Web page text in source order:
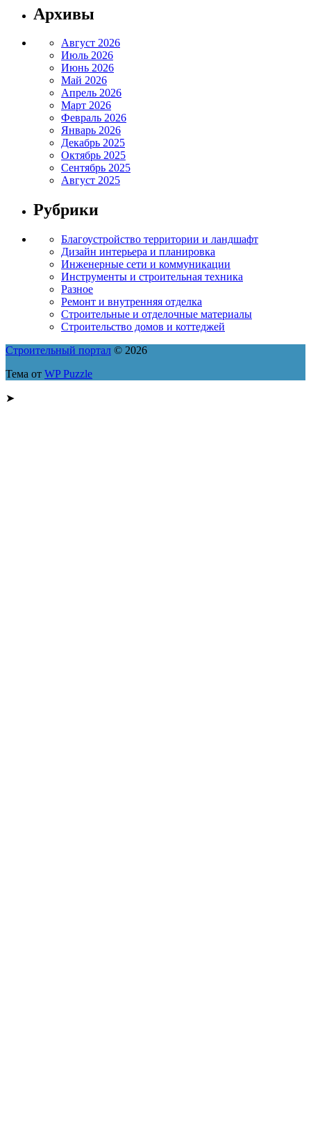
Архивы
Август 2026
Июль 2026
Июнь 2026
Май 2026
Апрель 2026
Март 2026
Февраль 2026
Январь 2026
Декабрь 2025
Октябрь 2025
Сентябрь 2025
Август 2025
Рубрики
Благоустройство территории и ландшафт
Дизайн интерьера и планировка
Инженерные сети и коммуникации
Инструменты и строительная техника
Разное
Ремонт и внутренняя отделка
Строительные и отделочные материалы
Строительство домов и коттеджей
Строительный портал © 2026
Тема от WP Puzzle
➤